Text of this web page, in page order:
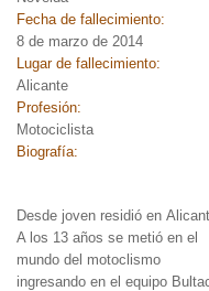
Fecha de fallecimiento:
8 de marzo de 2014
Lugar de fallecimiento:
Alicante
Profesión:
Motociclista
Biografía:
Desde joven residió en
A los 13 años se metió en el
mundo del motoclismo
ingresando en el equipo